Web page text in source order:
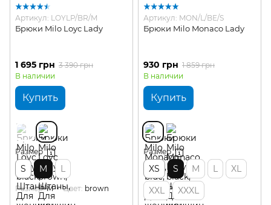
Артикул: LOYLP/BR/M
Брюки Milo Loyc Lady
1 695 грн 3 390 грн
В наличии
Купить
Размер
S M L
Размер M Цвет brown
Артикул: MON/L/BE/S
Брюки Milo Monaco Lady
930 грн 1 859 грн
В наличии
Купить
Размер
XS S M L
XL
XXL
XXXL